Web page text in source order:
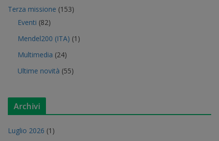
Terza missione (153)
Eventi (82)
Mendel200 (ITA) (1)
Multimedia (24)
Ultime novità (55)
Archivi
Luglio 2026 (1)